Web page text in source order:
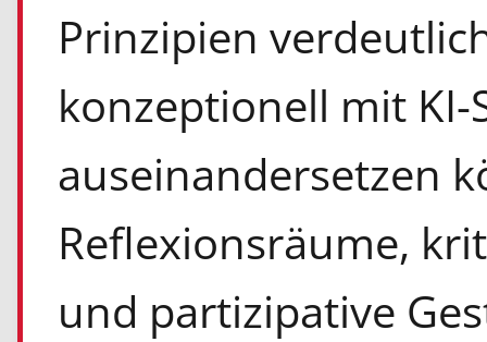
Prinzipien
konzeptionell mit KI-
auseinandersetzen
Reflexionsräume,
und partizipative